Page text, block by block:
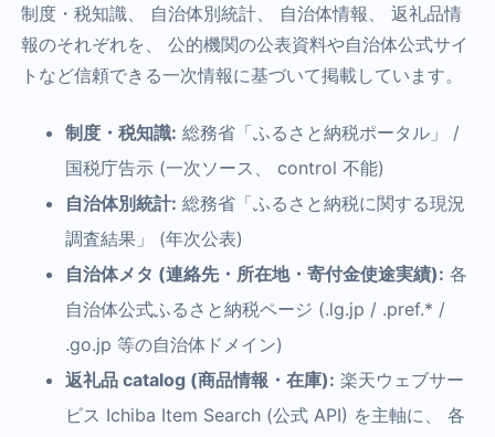
制度・税知識、 自治体別統計、 自治体情報、 返礼品情
報のそれぞれを、 公的機関の公表資料や自治体公式サイ
トなど信頼できる一次情報に基づいて掲載しています。
制度・税知識: 総務省「ふるさと納税ポータル」 /
国税庁告示 (一次ソース、 control 不能)
自治体別統計: 総務省「ふるさと納税に関する現況
調査結果」 (年次公表)
自治体メタ (連絡先・所在地・寄付金使途実績): 各
自治体公式ふるさと納税ページ (.lg.jp / .pref.* /
.go.jp 等の自治体ドメイン)
返礼品 catalog (商品情報・在庫): 楽天ウェブサー
ビス Ichiba Item Search (公式 API) を主軸に、 各